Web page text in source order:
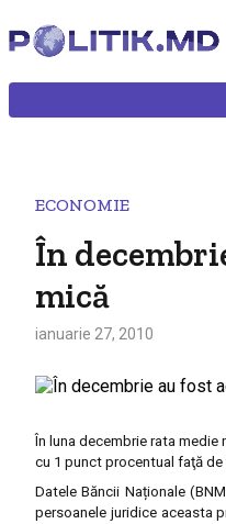
ECONOMIE
În
mică
ianuarie 27, 2010
În luna decembrie rata
cu 1 punct procentual faţă
Datele Băncii Naționale
persoanele juridice aceasta